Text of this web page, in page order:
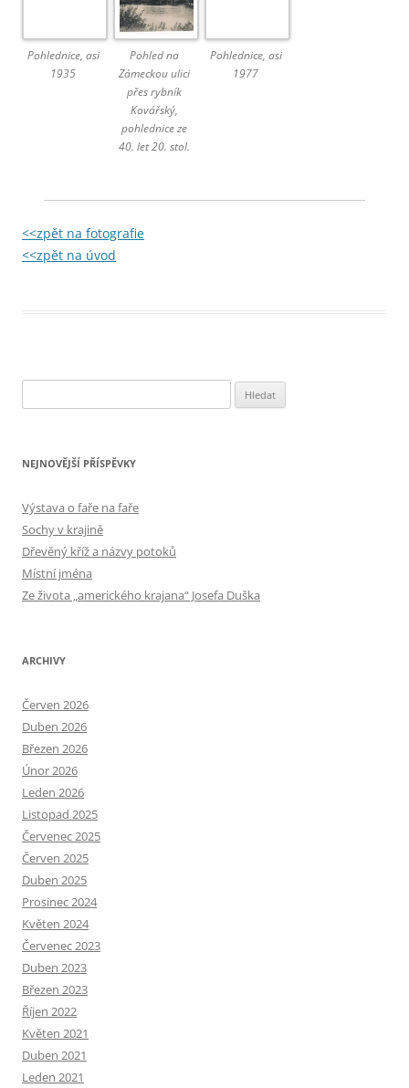
Pohlednice, asi
1935
Pohled na
Zámeckou ulici
přes rybník
Kovářský,
pohlednice ze
40. let 20. stol.
Pohlednice, asi
1977
<<zpět na fotografie
<<zpět na úvod
NEJNOVĚJŠÍ PŘÍSPĚVKY
Výstava o faře na faře
Sochy v krajině
Dřevěný kříž a názvy potoků
Místní jména
Ze života „amerického krajana“ Josefa Duška
ARCHIVY
Červen 2026
Duben 2026
Březen 2026
Únor 2026
Leden 2026
Listopad 2025
Červenec 2025
Červen 2025
Duben 2025
Prosinec 2024
Květen 2024
Červenec 2023
Duben 2023
Březen 2023
Říjen 2022
Květen 2021
Duben 2021
Leden 2021